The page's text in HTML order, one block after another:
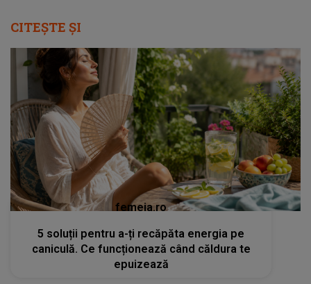
CITEȘTE ȘI
femeia.ro
5 soluții pentru a-ți recăpăta energia pe
caniculă. Ce funcționează când căldura te
epuizează